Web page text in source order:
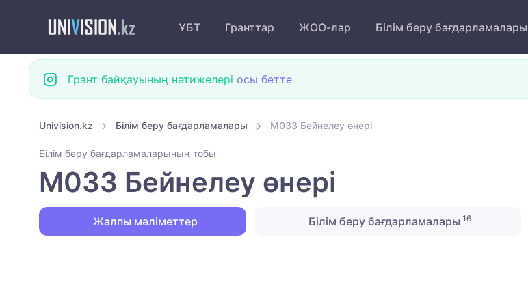
ҰБТ Гранттар ЖОО-лар Білім беру бағдарламалары
Грант байқауының нәтижелері осы бетте
Univision.kz Білім беру бағдарламалары M033 Бейнелеу өнері
Білім беру бағдарламаларының тобы
M033 Бейнелеу өнері
Жалпы мәліметтер Білім беру бағдарламалары 16